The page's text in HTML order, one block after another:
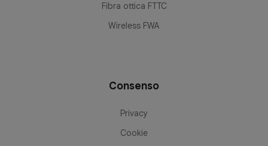
Fibra ottica FTTC
Wireless FWA
Consenso
Privacy
Cookie